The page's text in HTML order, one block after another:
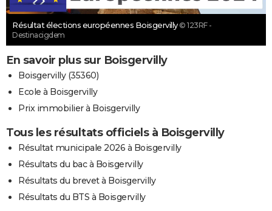
Résultat élections européennes Boisgervilly © 123RF -
Destinacigdem
En savoir plus sur Boisgervilly
Boisgervilly (35360)
Ecole à Boisgervilly
Prix immobilier à Boisgervilly
Tous les résultats officiels à Boisgervilly
Résultat municipale 2026 à Boisgervilly
Résultats du bac à Boisgervilly
Résultats du brevet à Boisgervilly
Résultats du BTS à Boisgervilly